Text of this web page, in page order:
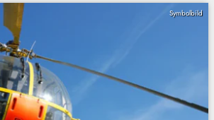
Symbolbild